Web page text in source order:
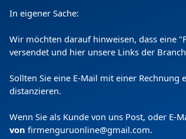
In eigener Sache:
Wir möchten darauf hinweisen, dass eine
versendet und hier unsere Links der
Sollten Sie eine E-Mail mit einer
distanzieren.
Wenn Sie als Kunde von uns Post, oder
von firmenguruonline@gmail.com.